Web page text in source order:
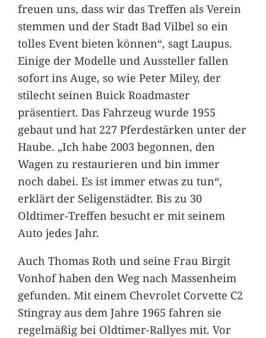
freuen uns, dass wir das Treffen als Verein
stemmen und der Stadt Bad Vilbel so ein
tolles Event bieten können“, sagt Laupus.
Einige der Modelle und Aussteller fallen
sofort ins Auge, so wie Peter Miley, der
stilecht seinen Buick Roadmaster
präsentiert. Das Fahrzeug wurde 1955
gebaut und hat 227 Pferdestärken unter der
Haube. „Ich habe 2003 begonnen, den
Wagen zu restaurieren und bin immer
noch dabei. Es ist immer etwas zu tun“,
erklärt der Seligenstädter. Bis zu 30
Oldtimer-Treffen besucht er mit seinem
Auto jedes Jahr.
Auch Thomas Roth und seine Frau Birgit
Vonhof haben den Weg nach Massenheim
gefunden. Mit einem Chevrolet Corvette C2
Stingray aus dem Jahre 1965 fahren sie
regelmäßig bei Oldtimer-Rallyes mit. Vor